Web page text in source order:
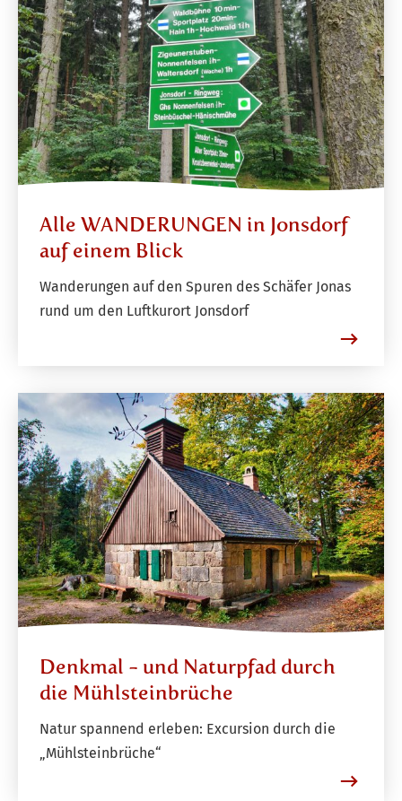
Alle WANDERUNGEN in Jonsdorf
auf einem Blick
Wanderungen auf den Spuren des Schäfer Jonas
rund um den Luftkurort Jonsdorf
Denkmal - und Naturpfad durch
die Mühlsteinbrüche
Natur spannend erleben: Excursion durch die
„Mühlsteinbrüche“